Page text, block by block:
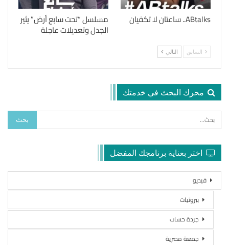
ABtalks.. ساعتان لا تكفيان مسلسل “تحت سابع أرض” يثير
الجدل وتعديلات عاجلة
السابق التالي
محرك البحث في خدمتك
اختر بعناية برنامجك المفضل
فيديو
بيروتيات
جردة حساب
جمعة مصرية